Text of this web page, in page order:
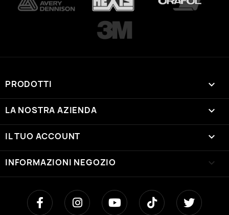
PRODOTTI 
LA NOSTRA AZIENDA 
IL TUO ACCOUNT 
INFORMAZIONI NEGOZIO keyboard_arrow_down